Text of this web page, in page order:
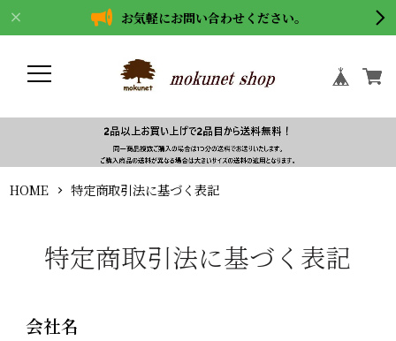
お気軽にお問い合わせください。
HOME 特定商取引法に基づく表記
特定商取引法に基づく表記
会社名